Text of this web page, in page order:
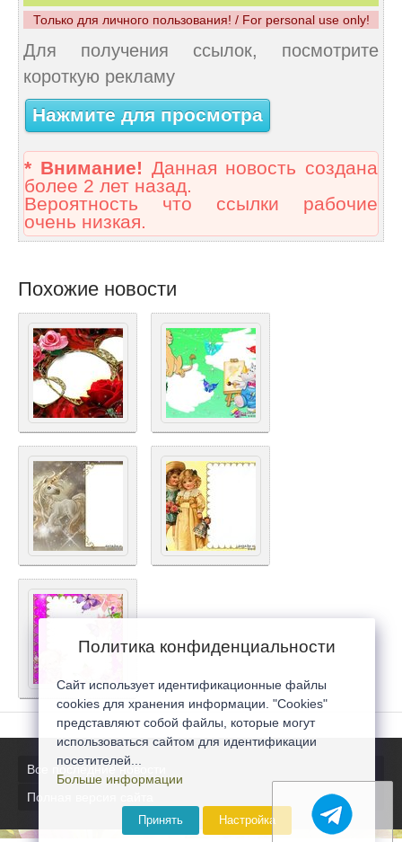
Только для личного пользования! / For personal use only!
Для получения ссылок, посмотрите
короткую рекламу
Нажмите для просмотра
* Внимание! Данная новость создана
более 2 лет назад.
Вероятность что ссылки рабочие
очень низкая.
Похожие новости
Все последние новости
Полная версия сайта
Политика конфиденциальности
Сайт использует идентификационные файлы
cookies для хранения информации. "Cookies"
представляют собой файлы, которые могут
использоваться сайтом для идентификации
посетителей...
Больше информации
Принять Настройка